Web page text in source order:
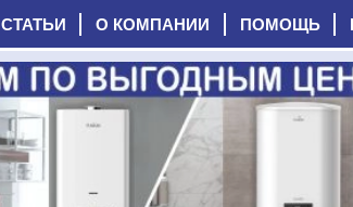
СТАТЬИ О КОМПАНИИ ПОМОЩЬ